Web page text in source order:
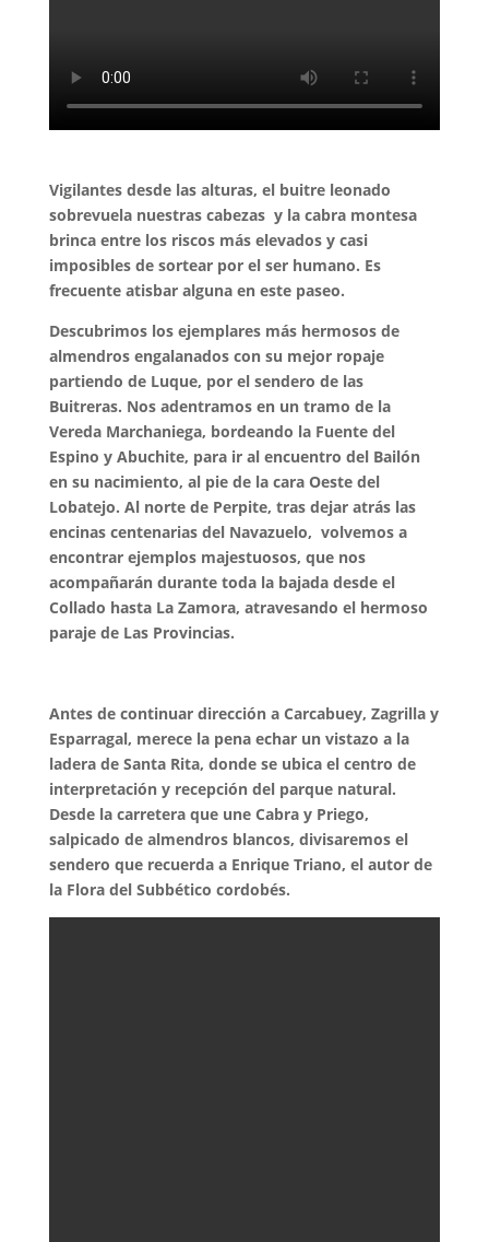
Vigilantes desde las alturas, el buitre leonado
sobrevuela nuestras cabezas y la cabra montesa
brinca entre los riscos más elevados y casi
imposibles de sortear por el ser humano. Es
frecuente atisbar alguna en este paseo.
Descubrimos los ejemplares más hermosos de
almendros engalanados con su mejor ropaje
partiendo de Luque, por el sendero de las
Buitreras. Nos adentramos en un tramo de la
Vereda Marchaniega, bordeando la Fuente del
Espino y Abuchite, para ir al encuentro del Bailón
en su nacimiento, al pie de la cara Oeste del
Lobatejo. Al norte de Perpite, tras dejar atrás las
encinas centenarias del Navazuelo, volvemos a
encontrar ejemplos majestuosos, que nos
acompañarán durante toda la bajada desde el
Collado hasta La Zamora, atravesando el hermoso
paraje de Las Provincias.
Antes de continuar dirección a Carcabuey, Zagrilla y
Esparragal, merece la pena echar un vistazo a la
ladera de Santa Rita, donde se ubica el centro de
interpretación y recepción del parque natural.
Desde la carretera que une Cabra y Priego,
salpicado de almendros blancos, divisaremos el
sendero que recuerda a Enrique Triano, el autor de
la Flora del Subbético cordobés.